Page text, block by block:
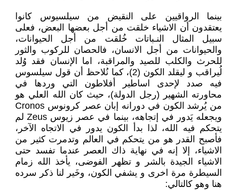
بينما الرواقيين على النقيض من سيلسيوس كانوا
يعتقدون أن الاشياء خلقت من أجل بعضها البعض، فعلى
سبيل المثال النـباتات خُلقت من أجل الحيوانات،
والحيوانات من أجل الانسان، فالحصان للركوب والثور
للحرث والكلب للصيد والمراقبة، اما الإنسان فقد وُلد
لُيراقب و ليقلد الكون (2)، كما نُلاحظ أن قول سيلسوس
فيه صدد لإحدى اساطير أفلاطون التي وردها في
محاورته الشهير (رجل الدولة)، حيث كان الله العلي هو
من يُرشد الكون في دورانه إبان عصر كرونوس Cronos
ويجعله يَدور في إتجاهه، بينما في عصر زيوس Zeus لم
يتحكم فيه الله، لذا بدأ الكون يدور في الاتجاه الآخر،
فأصبح القدر هو من يتحكم في العالم وتدمرت كثير من
الاشياء، إلا إنه في نهاية ذاك العصر عندما تفسد حتى
الاشياء الجيدة بالشر و تظهر الفوضى، يأخذ الله زمام
السيطرة مرة اخرى و يشفي الكون، وخَير لنا ذكر سرده
هنا وهو كالتالي: